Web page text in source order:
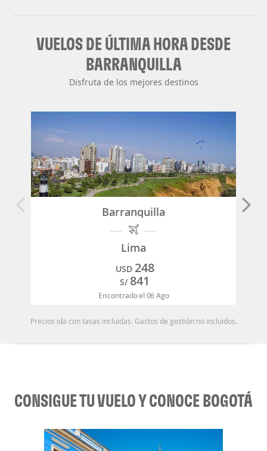
VUELOS DE ÚLTIMA HORA DESDE
BARRANQUILLA
Disfruta de los mejores destinos
Barranquilla
Lima
USD 248
S/ 841
Encontrado el 06 Ago
Precios ida con tasas incluidas. Gastos de gestión no incluidos.
CONSIGUE TU VUELO Y CONOCE BOGOTÁ